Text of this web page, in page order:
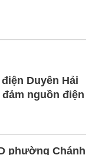
Duyên Hải
nguồn điện
phường Chánh